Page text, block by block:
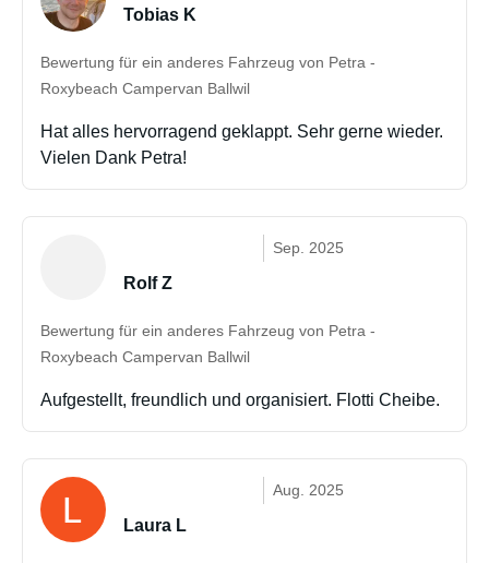
Tobias K
Bewertung für ein anderes Fahrzeug von Petra -
Roxybeach Campervan Ballwil
Hat alles hervorragend geklappt. Sehr gerne wieder.
Vielen Dank Petra!
Sep. 2025
Rolf Z
Bewertung für ein anderes Fahrzeug von Petra -
Roxybeach Campervan Ballwil
Aufgestellt, freundlich und organisiert. Flotti Cheibe.
Aug. 2025
Laura L